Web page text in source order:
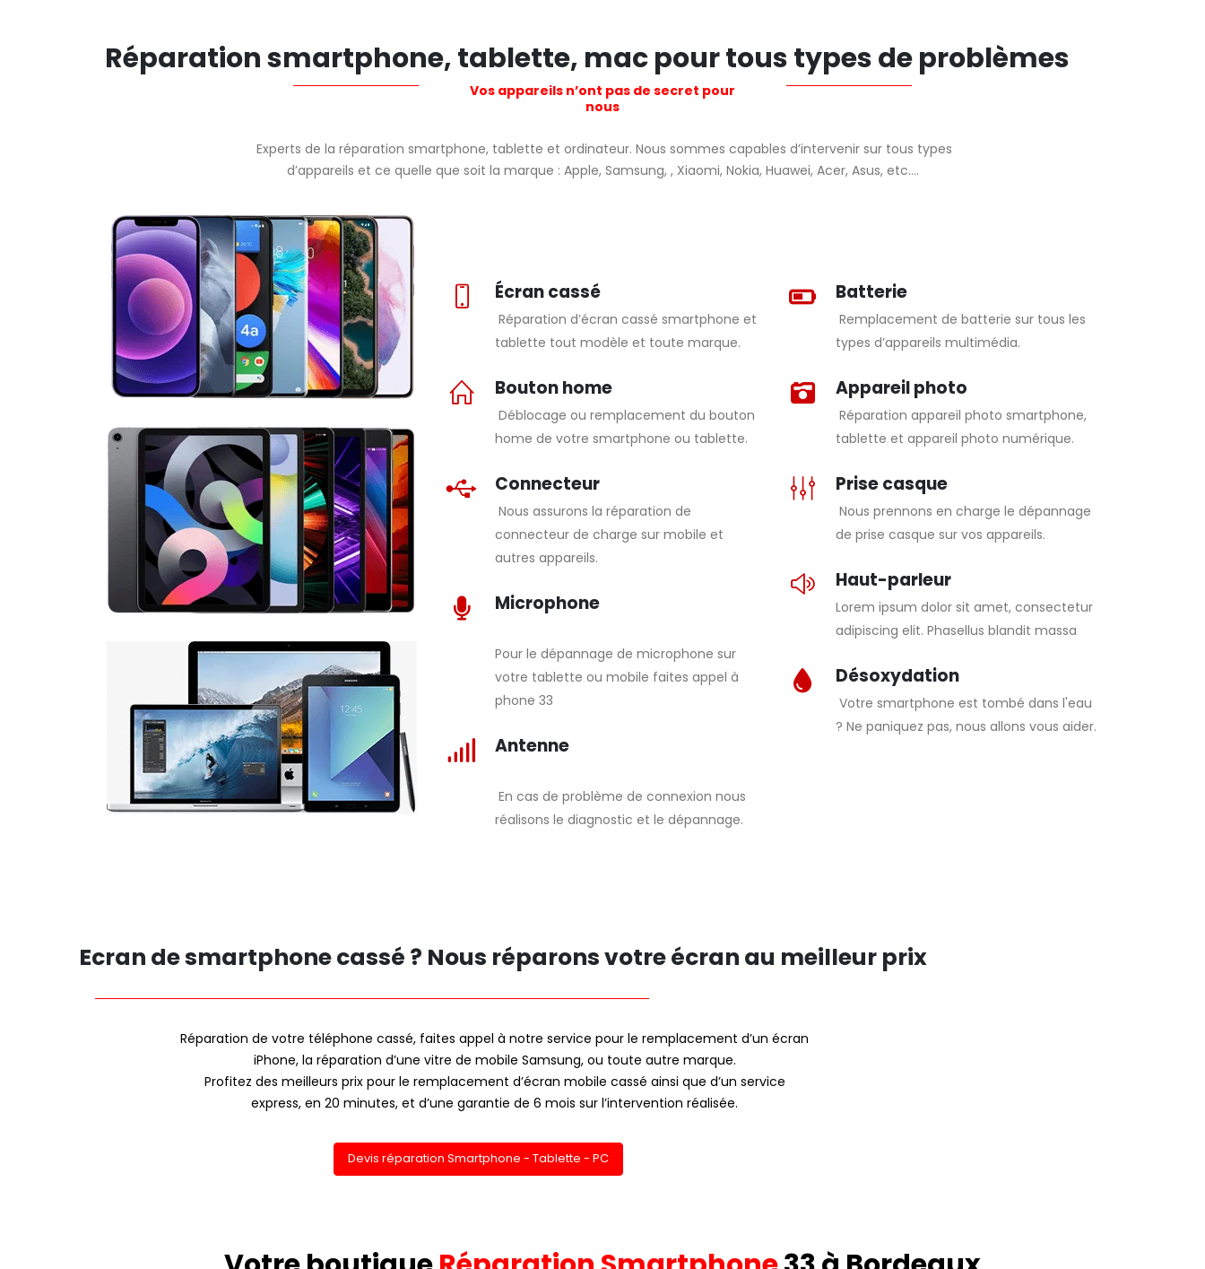
Réparation smartphone, tablette, mac pour tous types de problèmes
Vos appareils n’ont pas de secret pour
nous
Experts de la réparation smartphone, tablette et ordinateur. Nous sommes capables d’intervenir sur tous types
d’appareils et ce quelle que soit la marque : Apple, Samsung, , Xiaomi, Nokia, Huawei, Acer, Asus, etc….
Écran cassé
Réparation d’écran cassé smartphone et
tablette tout modèle et toute marque.
Bouton home
Déblocage ou remplacement du bouton
home de votre smartphone ou tablette.
Connecteur
Nous assurons la réparation de
connecteur de charge sur mobile et
autres appareils.
Microphone
Pour le dépannage de microphone sur
votre tablette ou mobile faites appel à
phone 33
Antenne
En cas de problème de connexion nous
réalisons le diagnostic et le dépannage.
Batterie
Remplacement de batterie sur tous les
types d’appareils multimédia.
Appareil photo
Réparation appareil photo smartphone,
tablette et appareil photo numérique.
Prise casque
Nous prennons en charge le dépannage
de prise casque sur vos appareils.
Haut-parleur
Lorem ipsum dolor sit amet, consectetur
adipiscing elit. Phasellus blandit massa
Désoxydation
Votre smartphone est tombé dans l'eau
? Ne paniquez pas, nous allons vous aider.
Ecran de smartphone cassé ? Nous réparons votre écran au meilleur prix
Réparation de votre téléphone cassé, faites appel à notre service pour le remplacement d’un écran
iPhone, la réparation d’une vitre de mobile Samsung, ou toute autre marque.
Profitez des meilleurs prix pour le remplacement d’écran mobile cassé ainsi que d’un service
express, en 20 minutes, et d’une garantie de 6 mois sur l’intervention réalisée.
Devis réparation Smartphone - Tablette - PC